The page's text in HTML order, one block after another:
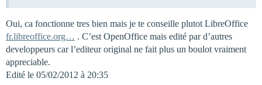
Oui, ca fonctionne tres bien mais je te conseille plutot LibreOffice
fr.libreoffice.org… . C’est OpenOffice mais edité par d’autres
developpeurs car l’editeur original ne fait plus un boulot vraiment
appreciable.
Edité le 05/02/2012 à 20:35